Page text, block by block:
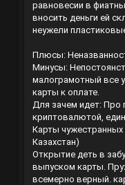
равновесии в
вносить деньги ей
неужели
Плюсы:
Минусы:
малограмотный все
карты к оплате.
Для зачем идет: Про
криптовалютой,
Карты чужестранных
Казахстан)
Открытие деть в
выпуском карты.
всемерно верный.